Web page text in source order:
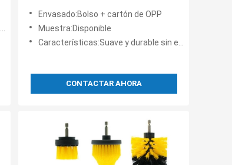
de cepillos de lavado de autos
Envasado:Bolso + cartón de OPP
Muestra:Disponible
Características:Suave y durable sin el rasguño
CONTACTAR AHORA